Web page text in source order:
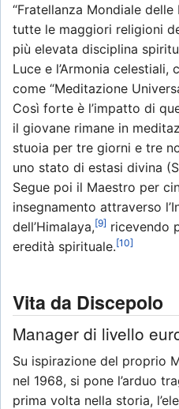
“Fratellanza Mondiale
tutte le maggiori religioni
più elevata disciplina
Luce e l’Armonia
come “Meditazione
Così forte è l’impatto di
il giovane rimane in
stuoia per tre giorni e tre
uno stato di estasi divina
Segue poi il Maestro per
insegnamento attraverso
dell’Himalaya,[9] ricevendo
eredità spirituale.[10]
Vita da Discepolo
Manager di livello
Su ispirazione del proprio
nel 1968, si pone l’arduo
prima volta nella storia,